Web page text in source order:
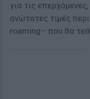
για τις
ανώτατες τιμές
roaming– που θα